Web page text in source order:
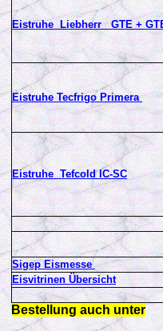
Eistruhe Liebherr GTE +
Eistruhe Tecfrigo Primera
Eistruhe Tefcold IC-SC
Sigep Eismesse
Eisvitrinen Übersicht
Bestellung auch unter